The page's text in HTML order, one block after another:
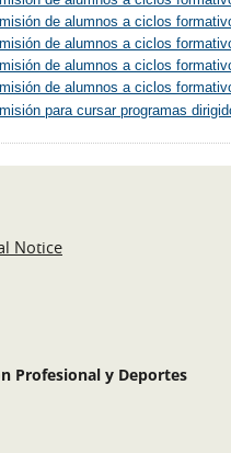
de alumnos a ciclos
de alumnos a ciclos
de alumnos a ciclos
de alumnos a ciclos
para cursar programas
Notice
Profesional y Deportes